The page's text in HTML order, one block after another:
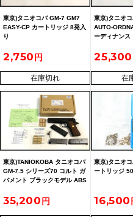
東京)タニオコバ GM-7 GM7
EASY-CP カートリッジ 8発入
り
2,750
在庫切れ
東京)タニオ
AUTO-
ーディナン
25,300
在
東京)TANIOKOBA タニオコバ
GM-7.5 シリーズ70 コルト ガ
バメント ブラックモデル ABS
35,200
東京)タニオ
ートリッジ
16,500